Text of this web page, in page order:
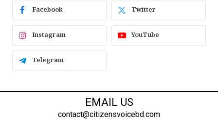
Facebook Twitter
Instagram YouTube
Telegram
EMAIL US
contact@citizensvoicebd.com